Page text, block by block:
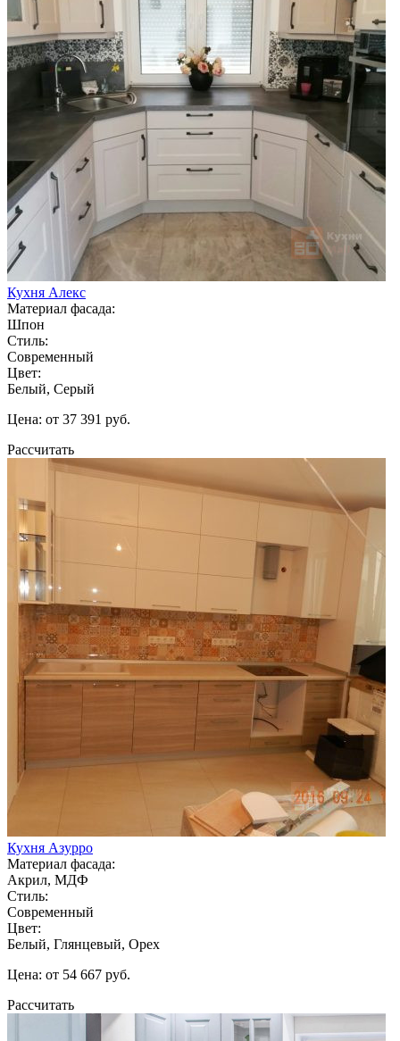
Кухня Алекс
Материал фасада:
Шпон
Стиль:
Современный
Цвет:
Белый, Серый
Цена: от 37 391 руб.
Рассчитать
Кухня Азурро
Материал фасада:
Акрил, МДФ
Стиль:
Современный
Цвет:
Белый, Глянцевый, Орех
Цена: от 54 667 руб.
Рассчитать